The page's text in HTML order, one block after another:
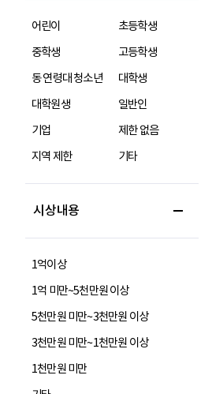
어린이
초등학생
중학생
고등학생
동 연령대 청소년
대학생
대학원생
일반인
기업
제한 없음
지역 제한
기타
시상내용
1억이상
1억 미만~5천만원 이상
5천만원 미만~3천만원 이상
3천만원 미만~1천만원 이상
1천만원 미만